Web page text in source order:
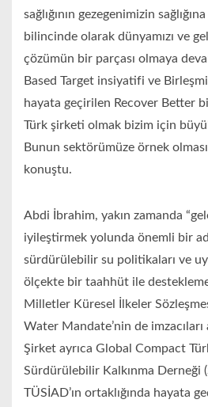
sağlığının gezegenimizin
bilincinde olarak dünyamızı ve
çözümün bir parçası olmaya
Based Target insiyatifi ve
hayata geçirilen Recover Better
Türk şirketi olmak bizim için
Bunun sektörümüze örnek
konuştu.
Abdi İbrahim, yakın zamanda
iyileştirmek yolunda önemli bir
sürdürülebilir su politikaları ve
ölçekte bir taahhüt ile
Milletler Küresel İlkeler
Water Mandate’nin de imzacıları
Şirket ayrıca Global Compact
Sürdürülebilir Kalkınma Derneği
TÜSİAD’ın ortaklığında hayata